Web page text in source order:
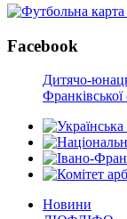
Facebook
Дитячо-
Франківської
Новини